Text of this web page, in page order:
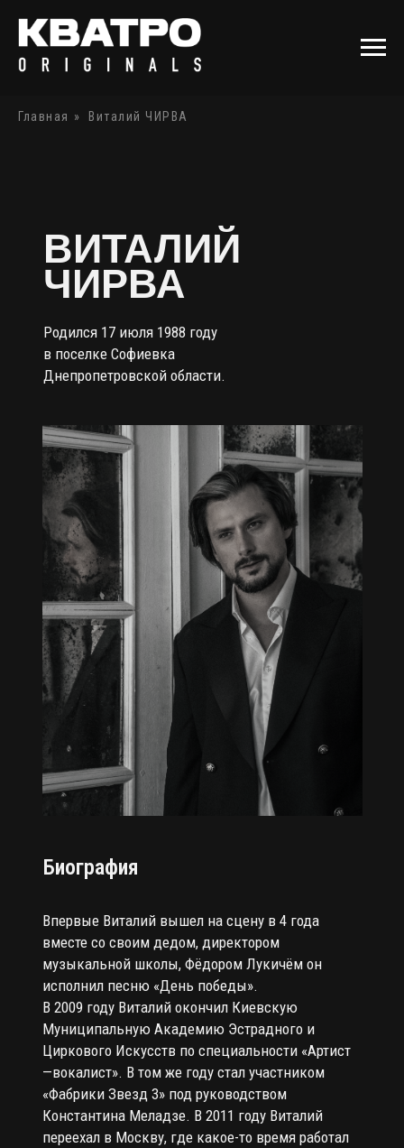
Главная » Виталий ЧИРВА
Впервые Виталий вышел на сцену в 4 года
вместе со своим дедом, директором
музыкальной школы, Фёдором Лукичём он
исполнил песню «День победы».
В 2009 году Виталий окончил Киевскую
Муниципальную Академию Эстрадного и
Циркового Искусств по специальности «Артист
—вокалист». В том же году стал участником
«Фабрики Звезд 3» под руководством
Константина Меладзе. В 2011 году Виталий
переехал в Москву, где какое-то время работал
Биография
Родился 17 июля 1988 году
в поселке Софиевка
Днепропетровской области.
ВИТАЛИЙ
ЧИРВА